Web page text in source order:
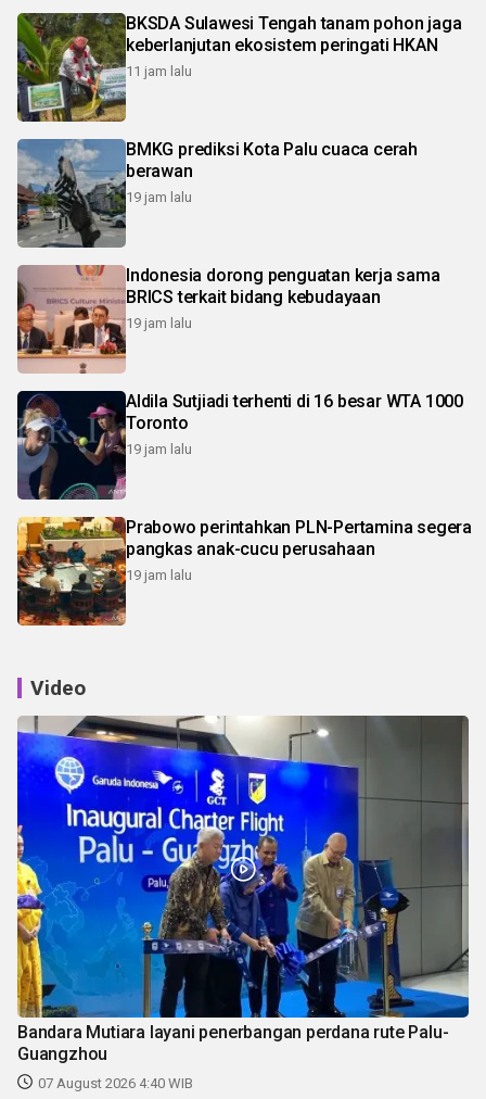
BKSDA Sulawesi Tengah tanam pohon jaga
keberlanjutan ekosistem peringati HKAN
11 jam lalu
BMKG prediksi Kota Palu cuaca cerah
berawan
19 jam lalu
Indonesia dorong penguatan kerja sama
BRICS terkait bidang kebudayaan
19 jam lalu
Aldila Sutjiadi terhenti di 16 besar WTA 1000
Toronto
19 jam lalu
Prabowo perintahkan PLN-Pertamina segera
pangkas anak-cucu perusahaan
19 jam lalu
Video
Bandara Mutiara layani penerbangan perdana rute Palu-
Guangzhou
07 August 2026 4:40 WIB